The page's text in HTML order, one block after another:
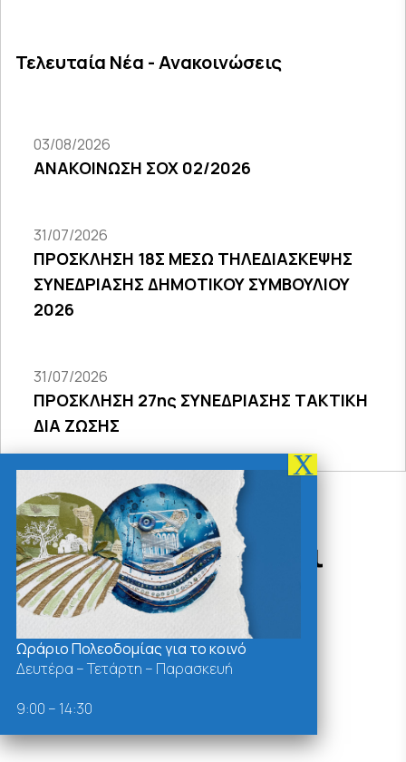
Τελευταία Νέα - Ανακοινώσεις
03/08/2026
ΑΝΑΚΟΙΝΩΣΗ ΣΟΧ 02/2026
31/07/2026
ΠΡΟΣΚΛΗΣΗ 18Σ ΜΕΣΩ ΤΗΛΕΔΙΑΣΚΕΨΗΣ
ΣΥΝΕΔΡΙΑΣΗΣ ΔΗΜΟΤΙΚΟΥ ΣΥΜΒΟΥΛΙΟΥ
2026
31/07/2026
ΠΡΟΣΚΛΗΣΗ 27ης ΣΥΝΕΔΡΙΑΣΗΣ ΤΑΚΤΙΚΗ
ΔΙΑ ΖΩΣΗΣ
Δράσεις - Χρήσιμοι
Σύνδεσμοι
Ωράριο Πολεοδομίας για το κοινό
Δευτέρα – Τετάρτη – Παρασκευή
9:00 – 14:30